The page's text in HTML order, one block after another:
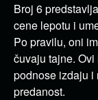
Broj 6
cene lepotu i
Po pravilu, oni
čuvaju tajne.
podnose izdaju i
predanost.